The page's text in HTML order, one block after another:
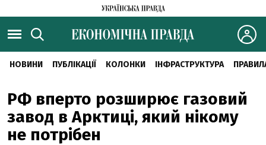
НОВИНИ ПУБЛІКАЦІЇ КОЛОНКИ ІНФРАСТРУКТУРА
РФ вперто розширює газовий
завод в Арктиці, який нікому
не потрібен